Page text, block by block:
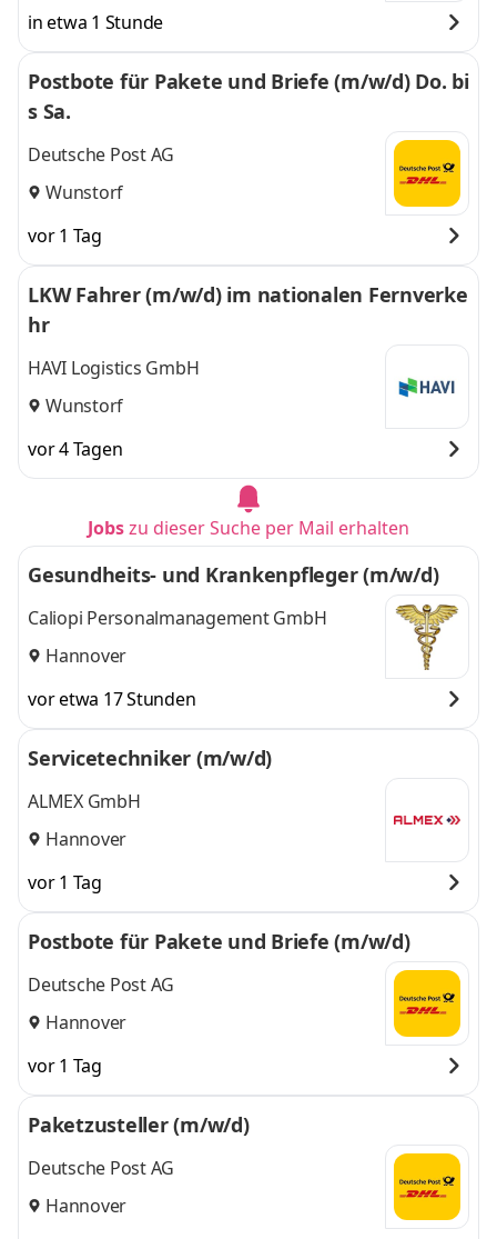
in etwa 1 Stunde
Postbote für Pakete und Briefe (m/w/d) Do. bi
s Sa.
Deutsche Post AG
Wunstorf
vor 1 Tag
LKW Fahrer (m/w/d) im nationalen Fernverke
hr
HAVI Logistics GmbH
Wunstorf
vor 4 Tagen
Jobszu dieser Suche per Mail erhalten
Gesundheits- und Krankenpfleger (m/w/d)
Caliopi Personalmanagement GmbH
Hannover
vor etwa 17 Stunden
Servicetechniker (m/w/d)
ALMEX GmbH
Hannover
vor 1 Tag
Postbote für Pakete und Briefe (m/w/d)
Deutsche Post AG
Hannover
vor 1 Tag
Paketzusteller (m/w/d)
Deutsche Post AG
Hannover